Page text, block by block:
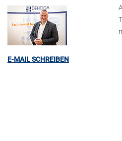
E-MAIL SCHREIBEN